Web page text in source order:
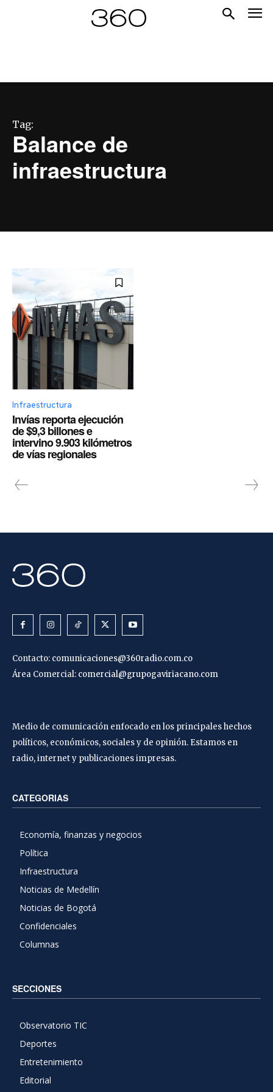
Tag:
Balance de
infraestructura
Infraestructura
Invías reporta ejecución
de $9,3 billones e
intervino 9.903 kilómetros
de vías regionales
Contacto: comunicaciones@360radio.com.co
Área Comercial: comercial@grupogaviriacano.com
Medio de comunicación enfocado en los principales hechos
políticos, económicos, sociales y de opinión. Estamos en
radio, internet y publicaciones impresas.
CATEGORIAS
Economía, finanzas y negocios
Política
Infraestructura
Noticias de Medellín
Noticias de Bogotá
Confidenciales
Columnas
SECCIONES
Observatorio TIC
Deportes
Entretenimiento
Editorial